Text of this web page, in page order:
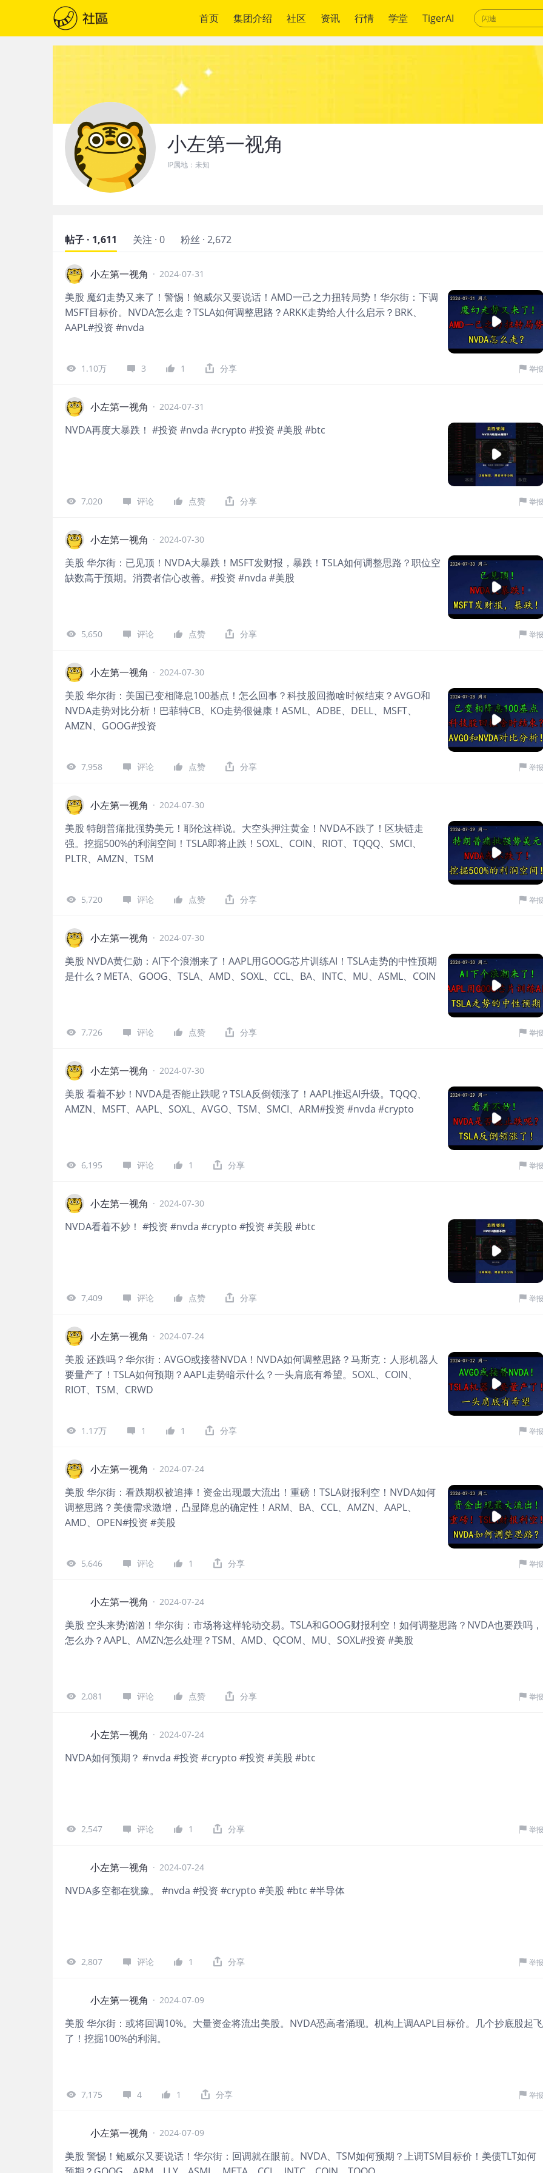
首页 集团介绍 社区 资讯 行情 学堂 TigerAI
小左第一视角
IP属地： 未知
帖子 · 1,611 关注 · 0 粉丝 · 2,672
小左第一视角 · 2024-07-31
美股 魔幻走势又来了！警惕！鲍威尔又要说话！AMD一己之力扭转局势！华尔街：下调
MSFT目标价。NVDA怎么走？TSLA如何调整思路？ARKK走势给人什么启示？BRK、
AAPL#投资 #nvda
1.10万 3 1 分享 举报
小左第一视角 · 2024-07-31
NVDA再度大暴跌！ #投资 #nvda #crypto #投资 #美股 #btc
7,020 评论 点赞 分享 举报
小左第一视角 · 2024-07-30
美股 华尔街：已见顶！NVDA大暴跌！MSFT发财报，暴跌！TSLA如何调整思路？职位空
缺数高于预期。消费者信心改善。#投资 #nvda #美股
5,650 评论 点赞 分享 举报
小左第一视角 · 2024-07-30
美股 华尔街：美国已变相降息100基点！怎么回事？科技股回撤啥时候结束？AVGO和
NVDA走势对比分析！巴菲特CB、KO走势很健康！ASML、ADBE、DELL、MSFT、
AMZN、GOOG#投资
7,958 评论 点赞 分享 举报
小左第一视角 · 2024-07-30
美股 特朗普痛批强势美元！耶伦这样说。大空头押注黄金！NVDA不跌了！区块链走
强。挖掘500%的利润空间！TSLA即将止跌！SOXL、COIN、RIOT、TQQQ、SMCI、
PLTR、AMZN、TSM
5,720 评论 点赞 分享 举报
小左第一视角 · 2024-07-30
美股 NVDA黄仁勋：AI下个浪潮来了！AAPL用GOOG芯片训练AI！TSLA走势的中性预期
是什么？META、GOOG、TSLA、AMD、SOXL、CCL、BA、INTC、MU、ASML、COIN
7,726 评论 点赞 分享 举报
小左第一视角 · 2024-07-30
美股 看着不妙！NVDA是否能止跌呢？TSLA反倒领涨了！AAPL推迟AI升级。TQQQ、
AMZN、MSFT、AAPL、SOXL、AVGO、TSM、SMCI、ARM#投资 #nvda #crypto
6,195 评论 1 分享 举报
小左第一视角 · 2024-07-30
NVDA看着不妙！ #投资 #nvda #crypto #投资 #美股 #btc
7,409 评论 点赞 分享 举报
小左第一视角 · 2024-07-24
美股 还跌吗？华尔街：AVGO或接替NVDA！NVDA如何调整思路？马斯克：人形机器人
要量产了！TSLA如何预期？AAPL走势暗示什么？一头肩底有希望。SOXL、COIN、
RIOT、TSM、CRWD
1.17万 1 1 分享 举报
小左第一视角 · 2024-07-24
美股 华尔街：看跌期权被追捧！资金出现最大流出！重磅！TSLA财报利空！NVDA如何
调整思路？美债需求激增，凸显降息的确定性！ARM、BA、CCL、AMZN、AAPL、
AMD、OPEN#投资 #美股
5,646 评论 1 分享 举报
小左第一视角 · 2024-07-24
美股 空头来势汹汹！华尔街：市场将这样轮动交易。TSLA和GOOG财报利空！如何调整思路？NVDA也要跌吗，
怎么办？AAPL、AMZN怎么处理？TSM、AMD、QCOM、MU、SOXL#投资 #美股
2,081 评论 点赞 分享 举报
小左第一视角 · 2024-07-24
NVDA如何预期？ #nvda #投资 #crypto #投资 #美股 #btc
2,547 评论 1 分享 举报
小左第一视角 · 2024-07-24
NVDA多空都在犹豫。 #nvda #投资 #crypto #美股 #btc #半导体
2,807 评论 1 分享 举报
小左第一视角 · 2024-07-09
美股 华尔街：或将回调10%。大量资金将流出美股。NVDA恐高者涌现。机构上调AAPL目标价。几个抄底股起飞
了！挖掘100%的利润。
7,175 4 1 分享 举报
小左第一视角 · 2024-07-09
美股 警惕！鲍威尔又要说话！华尔街：回调就在眼前。NVDA、TSM如何预期？上调TSM目标价！美债TLT如何